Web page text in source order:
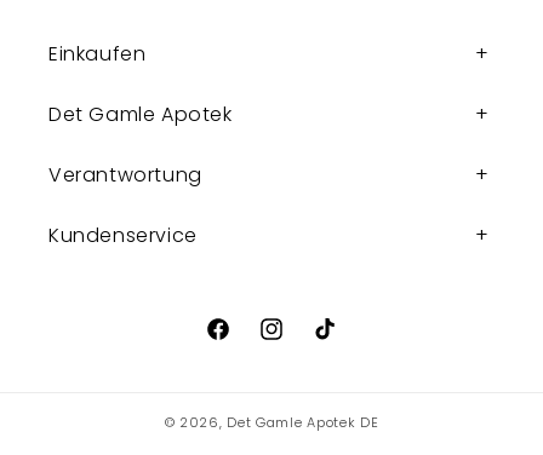
Einkaufen
Det Gamle Apotek
Verantwortung
Kundenservice
FacebookInstagram
TikTok
© 2026, Det Gamle Apotek DE